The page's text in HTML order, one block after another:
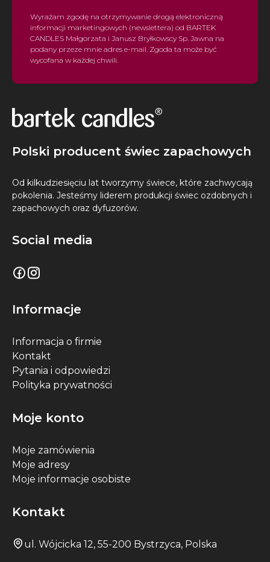
Wyrażam zgodę na otrzymywanie drogą elektroniczną
informacji marketingowych (newslettera) od BARTEK
CANDLES Małgorzata i Janusz Bryłkowscy Sp. Jawna na
podany przeze mnie adres e-mail. Zgoda ta może być
wycofana w każdej chwili.
Polski producent świec zapachowych
Od kilkudziesięciu lat tworzymy świece, które zachwycają
pokolenia. Jesteśmy liderem produkcji świec ozdobnych i
zapachowych oraz dyfuzorów.
Social media
Informacje
Informacja o firmie
Kontakt
Pytania i odpowiedzi
Polityka prywatności
Moje konto
Moje zamówienia
Moje adresy
Moje informacje osobiste
Kontakt
ul. Wójcicka 12, 55-200 Bystrzyca, Polska